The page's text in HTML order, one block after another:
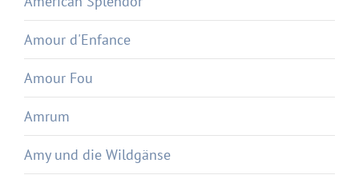
Amour d'Enfance
Amour Fou
Amrum
Amy und die Wildgänse